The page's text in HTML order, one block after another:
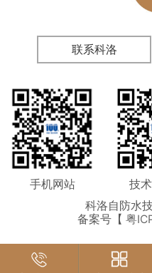
联系科洛
手机网站 技
科洛自防水
备案号【 粤